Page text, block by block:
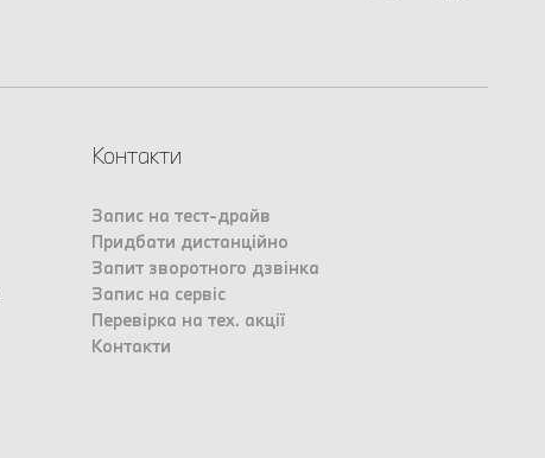
Контакти
Запис на тест-драйв
Придбати дистанційно
Запит зворотного дзвінка
Запис на сервіс
Перевірка на тех. акції
Контакти